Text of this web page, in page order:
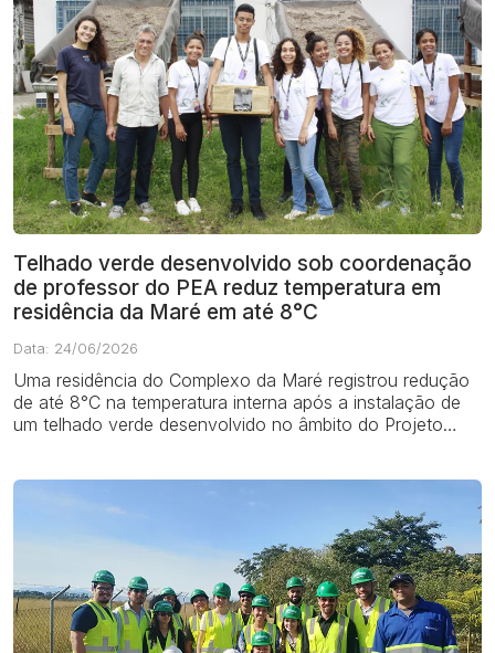
Telhado verde desenvolvido sob coordenação
de professor do PEA reduz temperatura em
residência da Maré em até 8°C
Data: 24/06/2026
Uma residência do Complexo da Maré registrou redução
de até 8°C na temperatura interna após a instalação de
um telhado verde desenvolvido no âmbito do Projeto